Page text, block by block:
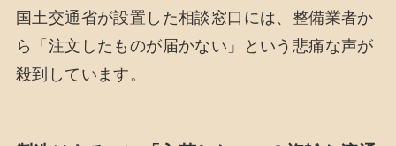
国土交通省が設置した相談窓口には、整備業者か
ら「注文したものが届かない」という悲痛な声が
殺到しています。